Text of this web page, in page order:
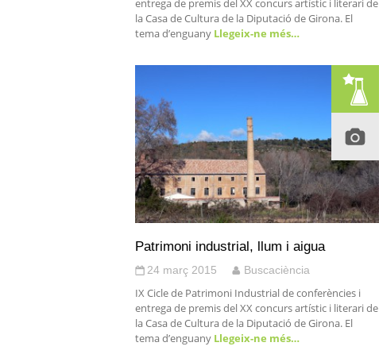
entrega de premis del XX concurs artístic i literari de
la Casa de Cultura de la Diputació de Girona. El
tema d’enguany Llegeix-ne més…
Patrimoni industrial, llum i aigua
24 març 2015 Buscaciència
IX Cicle de Patrimoni Industrial de conferències i
entrega de premis del XX concurs artístic i literari de
la Casa de Cultura de la Diputació de Girona. El
tema d’enguany Llegeix-ne més…